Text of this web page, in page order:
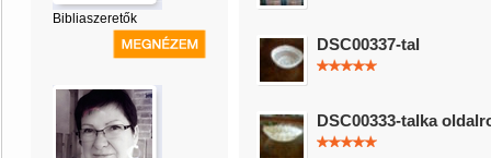
Bibliaszeretők
DSC00337-tal
DSC00333-talka